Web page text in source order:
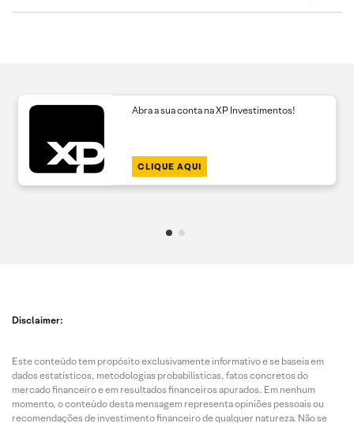
Abra a sua conta na XP Investimentos!
CLIQUE AQUI
Disclaimer:
Este conteúdo tem propósito exclusivamente informativo e se baseia em
dados estatísticos, metodologias probabilísticas, fatos concretos do
mercado financeiro e em resultados financeiros apurados. Em nenhum
momento, o conteúdo desta mensagem representa opiniões pessoais ou
recomendações de investimento financeiro de qualquer natureza. Não se